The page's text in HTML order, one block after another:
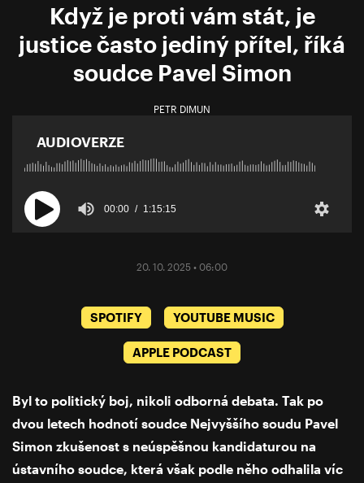
Když je proti vám stát, je
justice často jediný přítel, říká
soudce Pavel Simon
PETR DIMUN
AUDIOVERZE
00:00 1:15:15
20. 10. 2025 • 06:00
SPOTIFY YOUTUBE MUSIC
APPLE PODCAST
Byl to politický boj, nikoli odborná debata. Tak po
dvou letech hodnotí soudce Nejvyššího soudu Pavel
Simon zkušenost s neúspěšnou kandidaturou na
ústavního soudce, která však podle něho odhalila víc